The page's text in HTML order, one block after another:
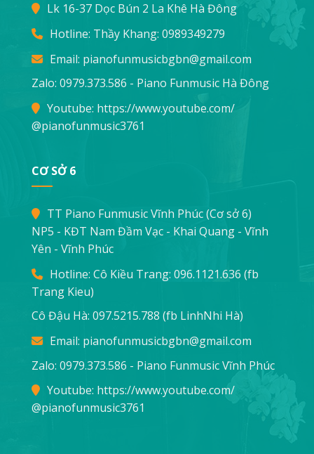
Lk 16-37 Dọc Bún 2 La Khê Hà Đông
Hotline: Thầy Khang: 0989349279
Email: pianofunmusicbgbn@gmail.com
Zalo: 0979.373.586 - Piano Funmusic Hà Đông
Youtube: https://www.youtube.com/
@pianofunmusic3761
CƠ SỞ 6
TT Piano Funmusic Vĩnh Phúc (Cơ sở 6)
NP5 - KĐT Nam Đầm Vạc - Khai Quang - Vĩnh
Yên - Vĩnh Phúc
Hotline: Cô Kiều Trang: 096.1121.636 (fb
Trang Kieu)
Cô Đậu Hà: 097.5215.788 (fb LinhNhi Hà)
Email: pianofunmusicbgbn@gmail.com
Zalo: 0979.373.586 - Piano Funmusic Vĩnh Phúc
Youtube: https://www.youtube.com/
@pianofunmusic3761